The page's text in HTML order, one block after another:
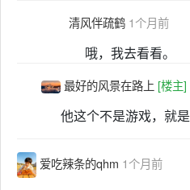
清风伴疏鹤 1个月前
哦，我去看看。
最好的风景在路上 [楼主]
他这个不是游戏，就
爱吃辣条的qhm 1个月前